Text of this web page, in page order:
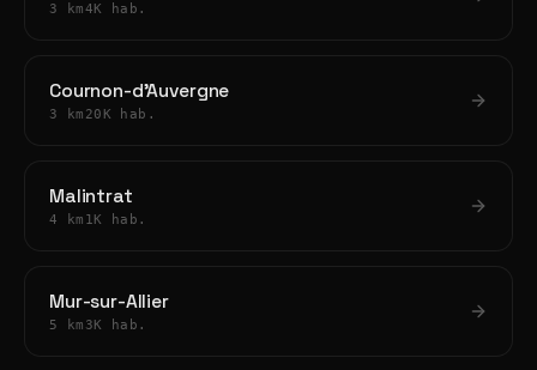
3 km4K hab.
Cournon-d'Auvergne
3 km 20K hab.
Malintrat
4 km 1K hab.
Mur-sur-Allier
5 km 3K hab.